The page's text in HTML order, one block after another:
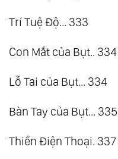
Trí Tuệ Độ... 333
Con Mắt của Bụt.. 334
Lỗ Tai của Bụt... 334
Bàn Tay của Bụt... 335
Thiền Điện Thoại. 337